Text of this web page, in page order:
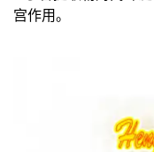
宫作用。